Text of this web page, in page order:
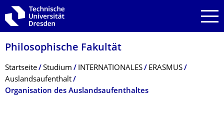
Zur Hauptnavigation springen
Zur Suche springen
Zum Inhalt springen
Philosophische Fakultät
Breadcrumb-Menü
Startseite Studium INTERNATIONALES
ERASMUS
Auslandsaufenthalt
Organisation des Auslandsaufenthaltes